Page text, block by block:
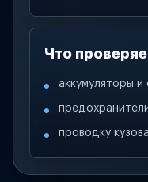
Что
аккумуляторы и
проводку